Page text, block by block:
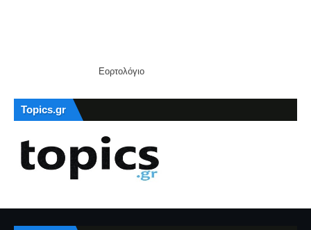
Εορτολόγιο
Topics.gr